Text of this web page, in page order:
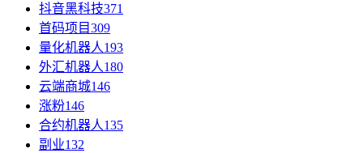
抖音黑科技371
首码项目309
量化机器人193
外汇机器人180
云端商城146
涨粉146
合约机器人135
副业132